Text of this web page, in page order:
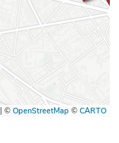
| © OpenStreetMap © CARTO